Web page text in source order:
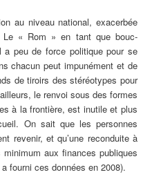
au niveau national, exacerbée
Le « Rom » en tant que bouc-
peu de force politique pour se
chacun peut impunément et de
de tiroirs des stéréotypes pour
le renvoi sous des formes
à la frontière, est inutile et plus
On sait que les personnes
revenir, et qu’une reconduite à
aux finances publiques
fourni ces données en 2008).